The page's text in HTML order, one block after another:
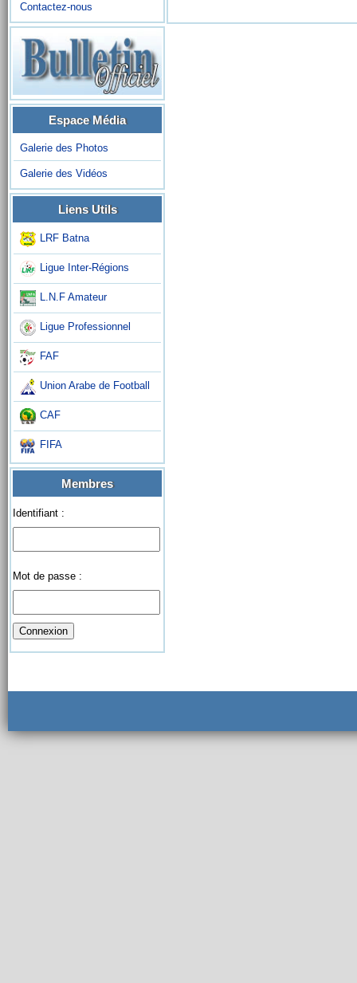
Contactez-nous
Espace Média
Galerie des Photos
Galerie des Vidéos
Liens Utils
LRF Batna
Ligue Inter-Régions
L.N.F Amateur
Ligue Professionnel
FAF
Union Arabe de Football
CAF
FIFA
Membres
Identifiant :
Mot de passe :